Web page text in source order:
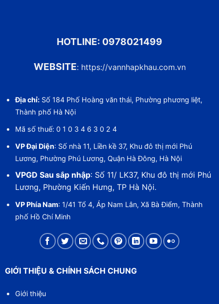
HOTLINE: 0978021499
WEBSITE: https://vannhapkhau.com.vn
Địa chỉ:Số 184 Phố Hoàng văn thái, Phường phương liệt,
Thành phố Hà Nội
Mã số thuế: 0 1 0 3 4 6 3 0 2 4
VP Đại Diện: Số nhà 11, Liền kề 37, Khu đô thị mới Phú
Lương, Phường Phú Lương, Quận Hà Đông, Hà Nội
VPGD Sau sắp nhập: Số 11/ LK37, Khu đô thị mới Phú
Lương, Phường Kiến Hưng, TP Hà Nội.
VP Phía Nam: 1/41 Tổ 4, Áp Nam Lân, Xã Bà Điểm, Thành
phố Hồ Chí Minh
GIỚI THIỆU & CHÍNH SÁCH CHUNG
Giới thiệu